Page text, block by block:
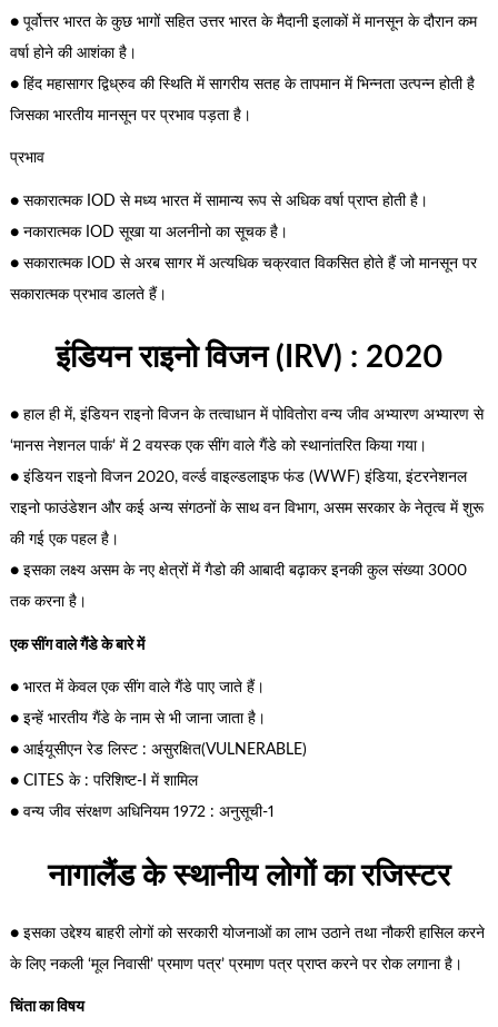
● पूर्वोत्तर भारत के कुछ भागों सहित उत्तर भारत के मैदानी इलाकों में मानसून के दौरान कम
वर्षा होने की आशंका है।
● हिंद महासागर द्विध्रुव की स्थिति में सागरीय सतह के तापमान में भिन्नता उत्पन्न होती है
जिसका भारतीय मानसून पर प्रभाव पड़ता है।
प्रभाव
● सकारात्मक IOD से मध्य भारत में सामान्य रूप से अधिक वर्षा प्राप्त होती है।
● नकारात्मक IOD सूखा या अलनीनो का सूचक है।
● सकारात्मक IOD से अरब सागर में अत्यधिक चक्रवात विकसित होते हैं जो मानसून पर
सकारात्मक प्रभाव डालते हैं।
इंडियन राइनो विजन (IRV) : 2020
● हाल ही में, इंडियन राइनो विजन के तत्वाधान में पोवितोरा वन्य जीव अभ्यारण अभ्यारण से
‘मानस नेशनल पार्क’ में 2 वयस्क एक सींग वाले गैंडे को स्थानांतरित किया गया।
● इंडियन राइनो विजन 2020, वर्ल्ड वाइल्डलाइफ फंड (WWF) इंडिया, इंटरनेशनल
राइनो फाउंडेशन और कई अन्य संगठनों के साथ वन विभाग, असम सरकार के नेतृत्व में शुरू
की गई एक पहल है।
● इसका लक्ष्य असम के नए क्षेत्रों में गैडो की आबादी बढ़ाकर इनकी कुल संख्या 3000
तक करना है।
एक सींग वाले गैंडे के बारे में
● भारत में केवल एक सींग वाले गैंडे पाए जाते हैं।
● इन्हें भारतीय गैंडे के नाम से भी जाना जाता है।
● आईयूसीएन रेड लिस्ट : असुरक्षित(VULNERABLE)
● CITES के : परिशिष्ट-I में शामिल
● वन्य जीव संरक्षण अधिनियम 1972 : अनुसूची-1
नागालैंड के स्थानीय लोगों का रजिस्टर
● इसका उद्देश्य बाहरी लोगों को सरकारी योजनाओं का लाभ उठाने तथा नौकरी हासिल करने
के लिए नकली ‘मूल निवासी’ प्रमाण पत्र’ प्रमाण पत्र प्राप्त करने पर रोक लगाना है।
चिंता का विषय